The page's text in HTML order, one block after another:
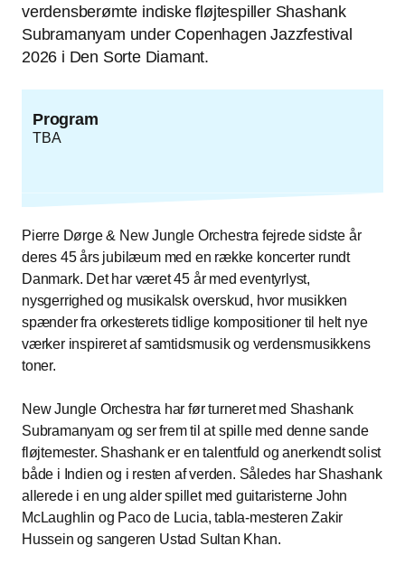
verdensberømte indiske fløjtespiller Shashank
Subramanyam under Copenhagen Jazzfestival
2026 i Den Sorte Diamant.
Program
TBA
Pierre Dørge & New Jungle Orchestra fejrede sidste år
deres 45 års jubilæum med en række koncerter rundt
Danmark. Det har været 45 år med eventyrlyst,
nysgerrighed og musikalsk overskud, hvor musikken
spænder fra orkesterets tidlige kompositioner til helt nye
værker inspireret af samtidsmusik og verdensmusikkens
toner.
New Jungle Orchestra har før turneret med Shashank
Subramanyam og ser frem til at spille med denne sande
fløjtemester. Shashank er en talentfuld og anerkendt solist
både i Indien og i resten af verden. Således har Shashank
allerede i en ung alder spillet med guitaristerne John
McLaughlin og Paco de Lucia, tabla-mesteren Zakir
Hussein og sangeren Ustad Sultan Khan.